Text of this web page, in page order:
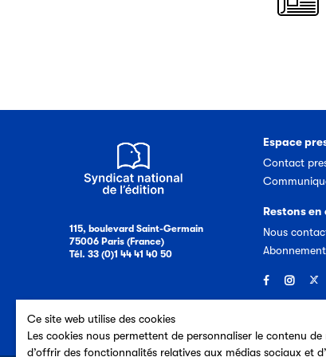
Ce site web utilise des cookies
Les cookies nous permettent de personnaliser le contenu de
d’offrir des fonctionnalités relatives aux médias sociaux et
115, boulevard Saint-Germain
75006 Paris (France)
Tél. 33 (0)1 44 41 40 50
Espace
Contact
Restons
Nous